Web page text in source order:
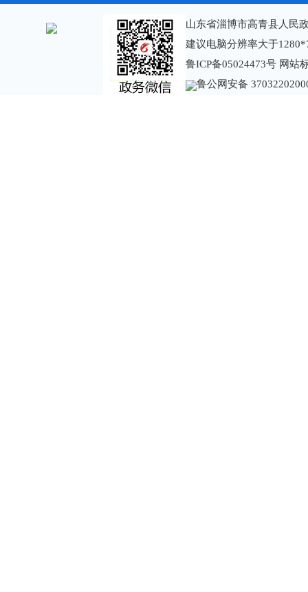
山东省淄博市高青县人民
建议电脑分辨率大于
鲁ICP备05024473号 网站
鲁公网安备